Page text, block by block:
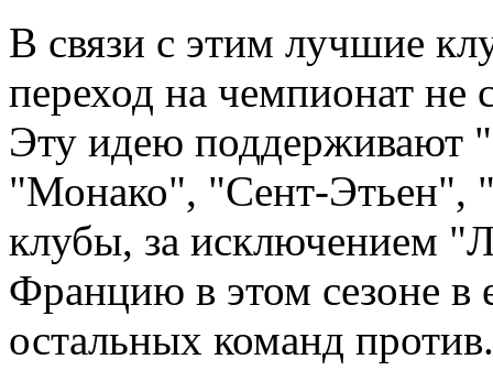
В связи с этим лучшие
переход на чемпионат
Эту идею
"Монако", "Сент-Этьен",
клубы, за исключением
Францию в этом сезоне в
остальных команд против.